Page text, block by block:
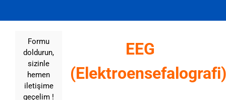
Formu
doldurun,
sizinle
hemen
iletişime
geçelim !
EEG
(Elektroensefalografi)